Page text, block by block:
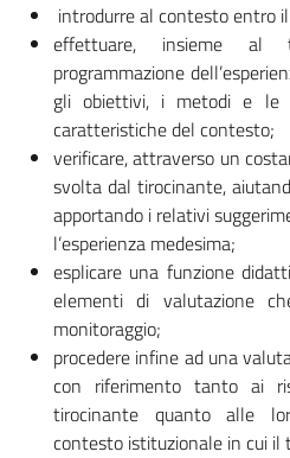
introdurre al contesto entro
effettuare, insieme al
programmazione
gli obiettivi, i metodi e le
caratteristiche del contesto;
verificare, attraverso un
svolta dal tirocinante,
apportando i relativi
l’esperienza medesima;
esplicare una funzione
elementi di valutazione
monitoraggio;
procedere infine ad una
con riferimento tanto ai
tirocinante quanto alle
contesto istituzionale in cui il